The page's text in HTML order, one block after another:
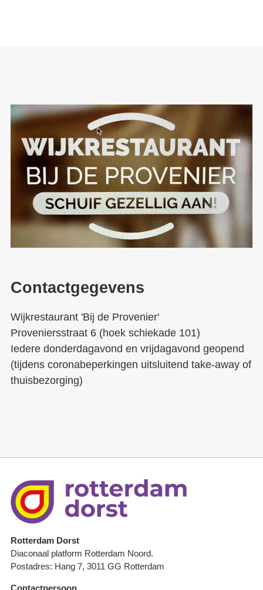
Contactgegevens
Wijkrestaurant 'Bij de Provenier'
Proveniersstraat 6 (hoek schiekade 101)
Iedere donderdagavond en vrijdagavond geopend
(tijdens coronabeperkingen uitsluitend take-away of
thuisbezorging)
Rotterdam Dorst
Diaconaal platform Rotterdam Noord.
Postadres: Hang 7, 3011 GG Rotterdam